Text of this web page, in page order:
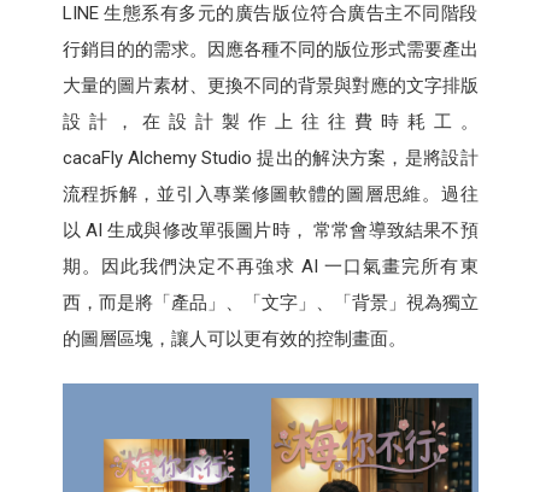
LINE 生態系有多元的廣告版位符合廣告主不同階段
行銷目的的需求。因應各種不同的版位形式需要產出
大量的圖片素材、更換不同的背景與對應的文字排版
設計，在設計製作上往往費時耗工。
cacaFly Alchemy Studio 提出的解決方案，是將設計
流程拆解，並引入專業修圖軟體的圖層思維。過往
以 AI 生成與修改單張圖片時， 常常會導致結果不預
期。因此我們決定不再強求 AI 一口氣畫完所有東
西，而是將「產品」、「文字」、「背景」視為獨立
的圖層區塊，讓人可以更有效的控制畫面。